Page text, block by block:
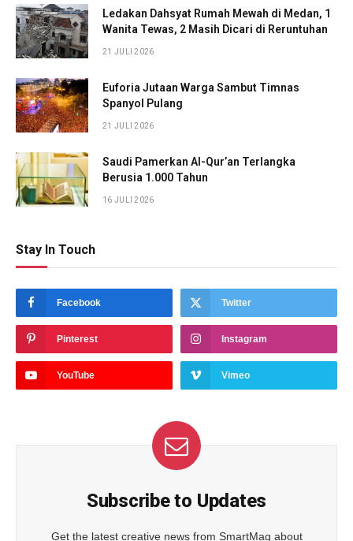
Ledakan Dahsyat Rumah Mewah di Medan, 1
Wanita Tewas, 2 Masih Dicari di Reruntuhan
21 JULI 2026
Euforia Jutaan Warga Sambut Timnas
Spanyol Pulang
21 JULI 2026
Saudi Pamerkan Al-Qur’an Terlangka
Berusia 1.000 Tahun
16 JULI 2026
Stay In Touch
Facebook Twitter
Pinterest Instagram
YouTube Vimeo
Subscribe to Updates
Get the latest creative news from SmartMag about